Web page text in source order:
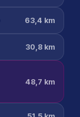
63,4 km
30,8 km
48,7 km